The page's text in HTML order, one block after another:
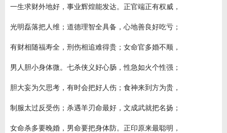
一生求财外地好，事业辉煌能发达。正官端正有权威，
光明磊落把人维；道德理智全具备，心地善良好吃亏；
有财相随福寿全，刑伤相追难得贵；女命官多婚不顺，
男人胆小身体微。七杀侠义好心肠，性急如火个性强；
胆大妄为欠思考，有时会把好人伤；食神来到方为贵，
制服太过反受伤；杀遇羊刃命最好，文成武就把名扬；
女命杀多要晚婚，男命要把身体防。正印原来最聪明，